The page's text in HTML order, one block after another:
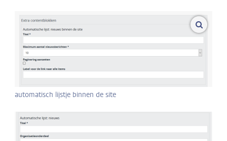
automatisch lijstje binnen de site